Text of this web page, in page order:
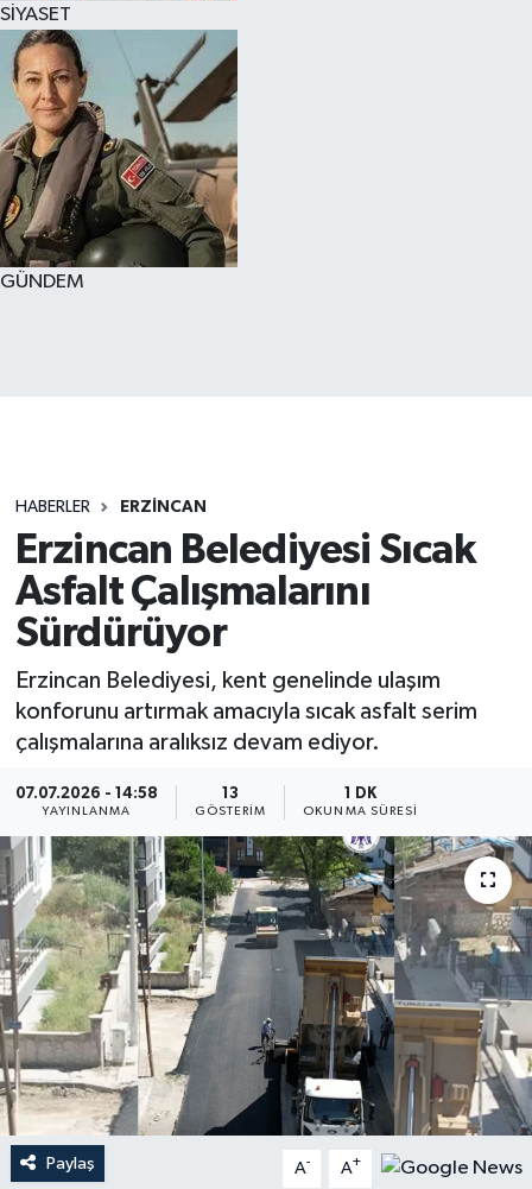
SİYASET
GÜNDEM
HABERLER ERZİNCAN
Erzincan Belediyesi Sıcak
Asfalt Çalışmalarını
Sürdürüyor
Erzincan Belediyesi, kent genelinde ulaşım
konforunu artırmak amacıyla sıcak asfalt serim
çalışmalarına aralıksız devam ediyor.
07.07.2026 - 14:58
YAYINLANMA
13
GÖSTERIM
1 DK
OKUNMA SÜRESI
Paylaş A- A+